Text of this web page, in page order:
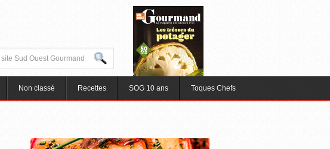
Non classé Recettes SOG 10 ans Toques Chefs